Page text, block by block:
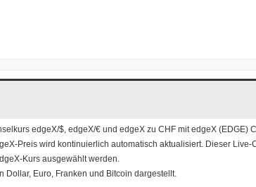
edgeX/$, edgeX/€und edgeX zu CHFmitedgeX (EDGE)
Preis wird kontinuierlich automatisch aktualisiert. Dieser Live-
Kurs ausgewählt werden.
Dollar, Euro, Franken und Bitcoin dargestellt.